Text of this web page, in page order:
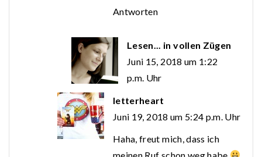
Antworten
Lesen... in vollen Zügen
Juni 15, 2018 um 1:22
p.m. Uhr
letterheart
Juni 19, 2018 um 5:24 p.m. Uhr
Haha, freut mich, dass ich